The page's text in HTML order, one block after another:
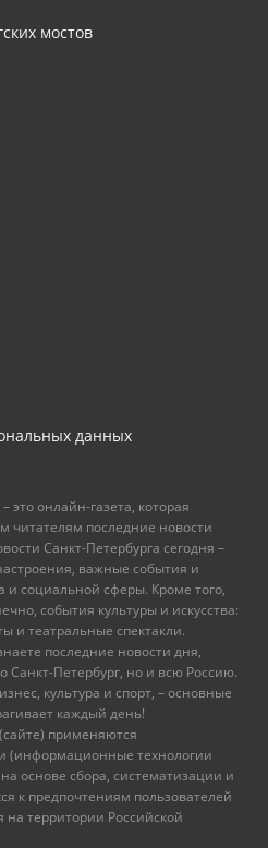
мостов
данных
это онлайн-газета, которая
читателям последние новости
Санкт-Петербурга сегодня –
важные события и
и социальной сферы. Кроме того,
события культуры и искусства:
и театральные спектакли.
последние новости дня,
Санкт-Петербург, но и всю Россию.
культура и спорт, – основные
каждый день!
применяются
(информационные технологии
основе сбора, систематизации и
к предпочтениям пользователей
на территории Российской